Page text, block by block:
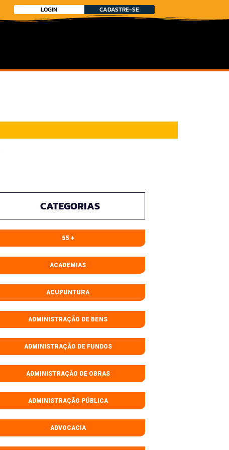
LOGIN CADASTRE-SE
CATEGORIAS
55 +
ACADEMIAS
ACUPUNTURA
ADMINISTRAÇÃO DE BENS
ADMINISTRAÇÃO DE FUNDOS
ADMINISTRAÇÃO DE OBRAS
ADMINISTRAÇÃO PÚBLICA
ADVOCACIA